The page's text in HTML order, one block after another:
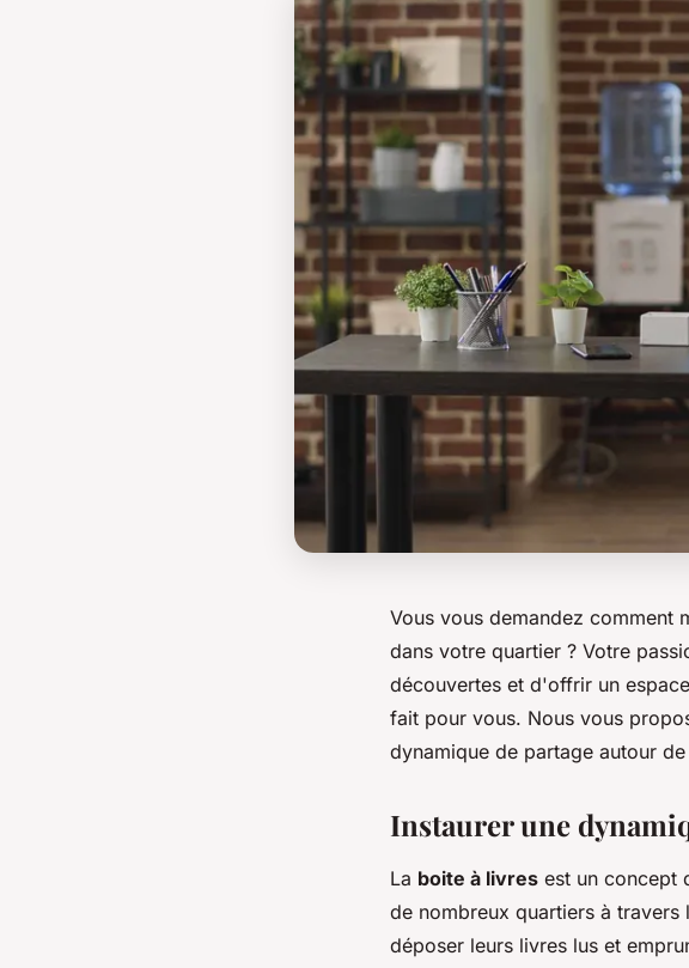
Vous vous demandez comment
dans votre quartier ? Votre
découvertes et d'offrir un
fait pour vous. Nous vous
dynamique de partage autour
Instaurer une
La boite à livres est un concept
de nombreux quartiers à
déposer leurs livres lus et